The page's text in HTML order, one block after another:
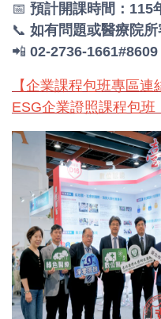
📅 預計開課時間：115
📞 如有問題或醫療院所
📲 02-2736-
【企業課程包班專區
ESG企業證照課程包